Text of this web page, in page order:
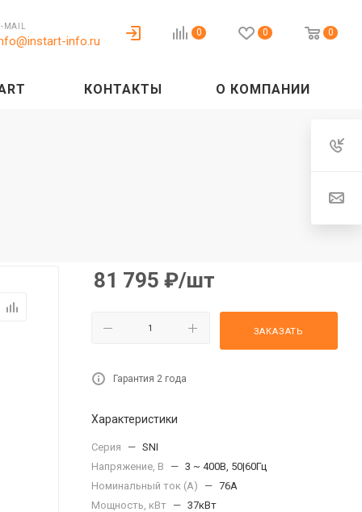
MAIL
info.ru
0 0 0
КОНТАКТЫ О КОМПАНИИ
81 795 ₽/шт
ЗАКАЗАТЬ
Гарантия 2 года
Характеристики
Серия — SNI
Напряжение, В
— 3 ~ 400В, 50|60Гц
Номинальный ток (А)
— 76А
Мощность, кВт — 37кВт